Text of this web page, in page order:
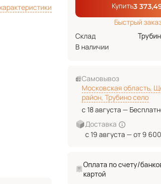
Купить3
Быстрый
Склад
В наличии
Самовывоз
Московская область,
район, Трубино село
с 18 августа —
Доставка
с 19 августа — от 9
Оплата по счету/
картой